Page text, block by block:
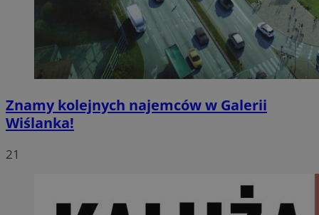
Znamy kolejnych najemców w Galerii
Wiślanka!
21